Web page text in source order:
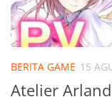
BERITA GAME 15
Atelier